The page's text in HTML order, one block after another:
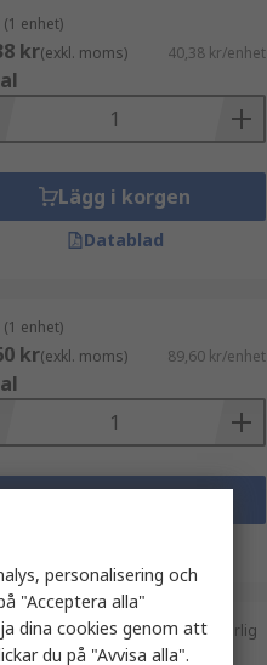
enhet)
kr(exkl. moms) 40,38 kr/enhet
Lägg i korgen
Datablad
enhet)
kr(exkl. moms) 89,60 kr/enhet
1 enhet (levereras på en kontinuerlig
personalisering och
"Acceptera alla"
dina cookies genom att
du på "Avvisa alla".